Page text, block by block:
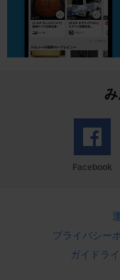
Facebook
プライバシー
ガイドラ